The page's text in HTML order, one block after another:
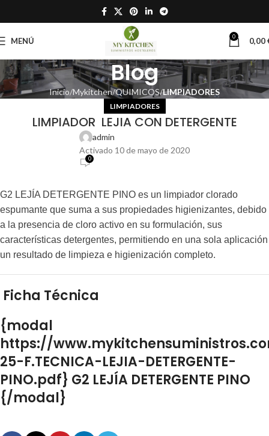
MENÚ 0 0,00
Blog
Inicio Mykitchen QUIMICOS LIMPIADORES
LIMPIADORES
LIMPIADOR LEJIA CON DETERGENTE
admin
Activado 10 de mayo de 2020
0
G2 LEJÍA DETERGENTE PINO es un limpiador clorado
espumante que suma a sus propiedades higienizantes, debido
a la presencia de cloro activo en su formulación, sus
características detergentes, permitiendo en una sola aplicación
un resultado de limpieza e higienización completo.
Ficha Técnica
{modal
https://
25-F.TECNICA-LEJIA-DETERGENTE-
PINO.pdf} G2 LEJÍA DETERGENTE PINO
{/modal}